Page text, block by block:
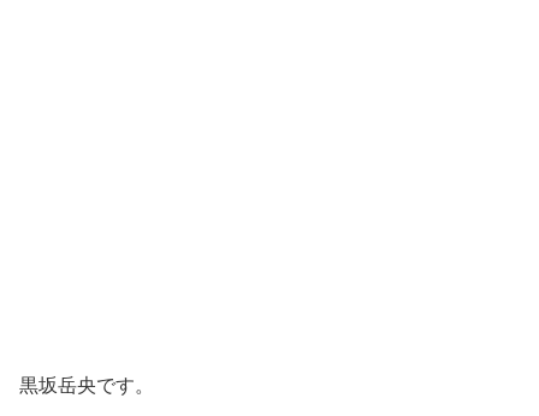
黒坂岳央です。